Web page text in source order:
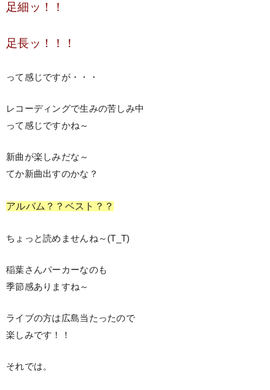
足細ッ！！
足長ッ！！！
って感じですが・・・
レコーディングで生みの苦しみ中
って感じですかね～
新曲が楽しみだな～
てか新曲出すのかな？
アルバム？？ベスト？？
ちょっと読めませんね～(T_T)
稲葉さんパーカーなのも
季節感ありますね～
ライブの方は広島当たったので
楽しみです！！
それでは。